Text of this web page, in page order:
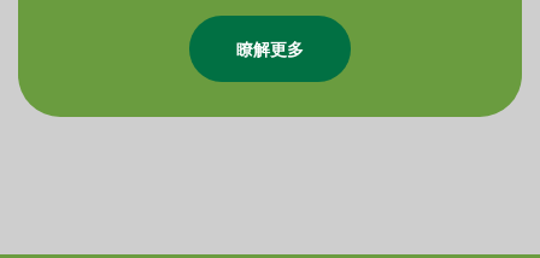
瞭解更多